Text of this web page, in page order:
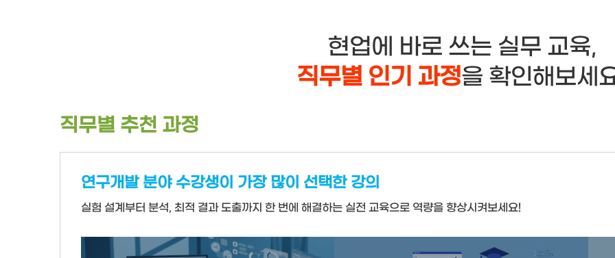
현업에 바로 쓰는 실무 교육,
직무별 인기 과정을 확인해보세
직무별 추천 과정
연구개발 분야 수강생이 가장 많이 선택한 강의
실험 설계부터 분석, 최적 결과 도출까지 한 번에 해결하는 실전 교육으로 역량을 향상시켜보세요!